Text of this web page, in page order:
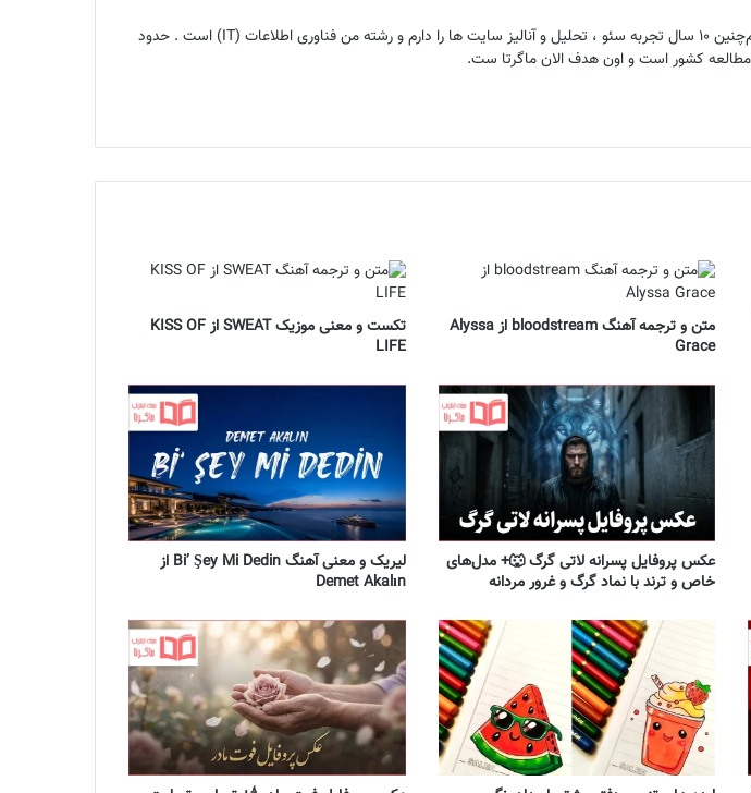
بنیانگذار مجله اینترنتی ماگرتا و متخصص سئو ، کارشناس تولید محتوا ، هم‌چنین ۱۰ سال تجربه سئو ، تحلیل و آنالیز سایت ها را دارم و رشته من فناوری اطلاعات (IT) است . حدود
متن و ترجمه آهنگ bloodstream از Alyssa
Grace
تکست و معنی موزیک SWEAT از KISS OF
LIFE
عکس پروفایل پسرانه لاتی گرگ 🐺+ مدل‌های
خاص و ترند با نماد گرگ و غرور مردانه
لیریک و معنی آهنگ Bi’ Şey Mi Dedin از
Demet Akalın